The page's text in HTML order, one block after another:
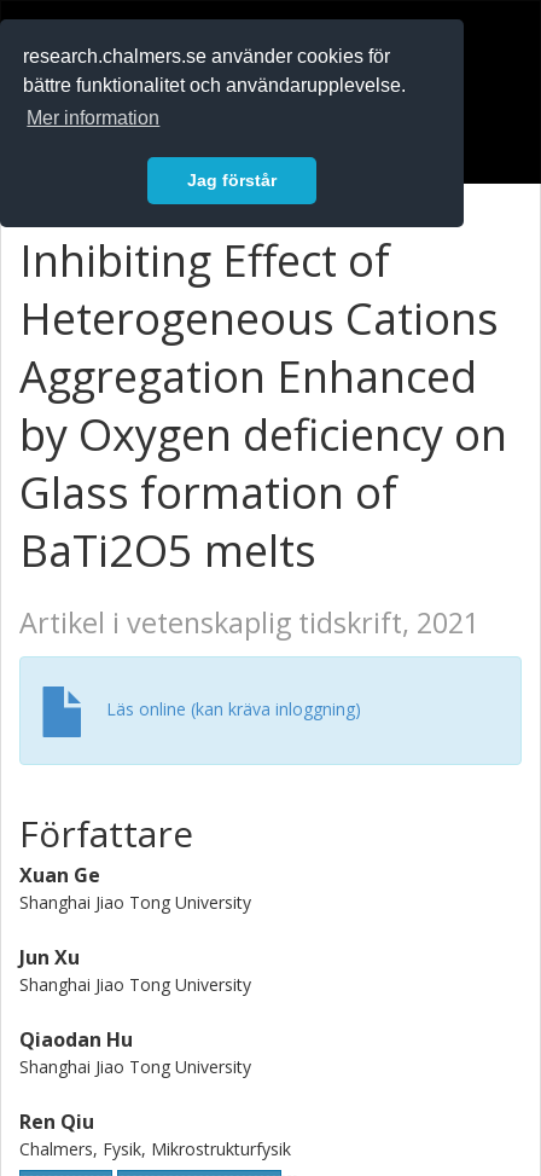
research.chalmers.se använder cookies för
bättre funktionalitet och användarupplevelse.
Mer information
Jag förstår
Inhibiting Effect of
Heterogeneous Cations
Aggregation Enhanced
by Oxygen deficiency on
Glass formation of
BaTi2O5 melts
Artikel i vetenskaplig tidskrift, 2021
Läs online (kan kräva inloggning)
Författare
Xuan Ge
Shanghai Jiao Tong University
Jun Xu
Shanghai Jiao Tong University
Qiaodan Hu
Shanghai Jiao Tong University
Ren Qiu
Chalmers, Fysik, Mikrostrukturfysik